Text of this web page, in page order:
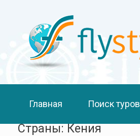
Главная Поиск туров
Страны: Кения